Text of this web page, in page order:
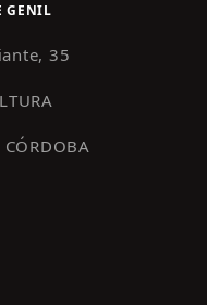
GENIL
35